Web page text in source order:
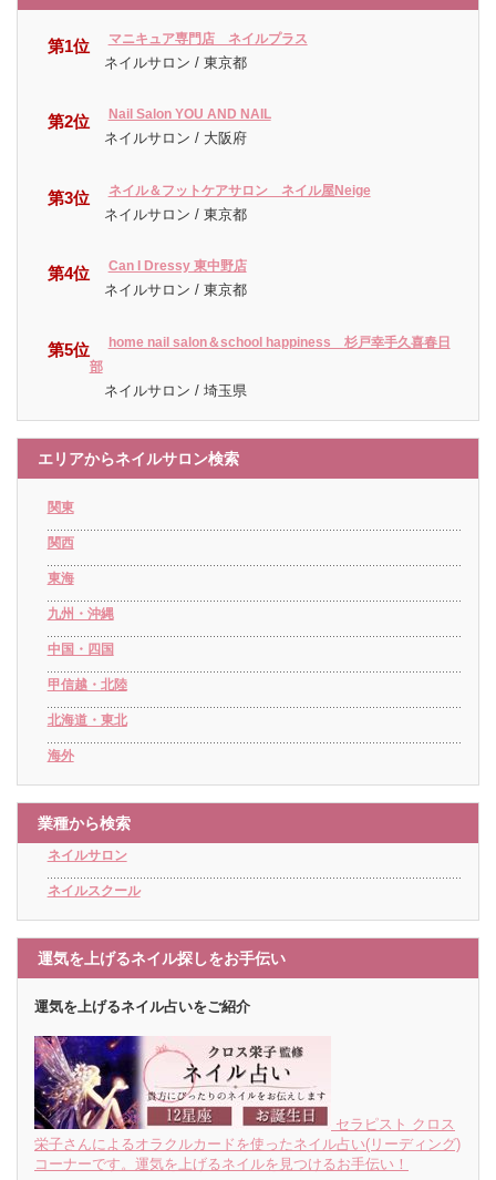
第1位 マニキュア専門店 ネイルプラス
ネイルサロン / 東京都
第2位 Nail Salon YOU AND NAIL
ネイルサロン / 大阪府
第3位 ネイル＆フットケアサロン ネイル屋Neige
ネイルサロン / 東京都
第4位 Can I Dressy 東中野店
ネイルサロン / 東京都
第5位
home nail salon＆school happiness 杉戸幸手久喜春日
部
ネイルサロン / 埼玉県
エリアからネイルサロン検索
関東
関西
東海
九州・沖縄
中国・四国
甲信越・北陸
北海道・東北
海外
業種から検索
ネイルサロン
ネイルスクール
運気を上げるネイル探しをお手伝い
運気を上げるネイル占いをご紹介
セラピスト クロス
栄子さんによるオラクルカードを使ったネイル占い(リーディング)
コーナーです。運気を上げるネイルを見つけるお手伝い！